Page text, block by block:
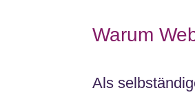
Warum
Als